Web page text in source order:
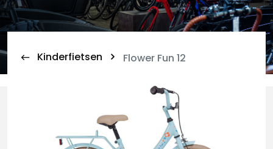
Kinderfietsen Flower Fun 12